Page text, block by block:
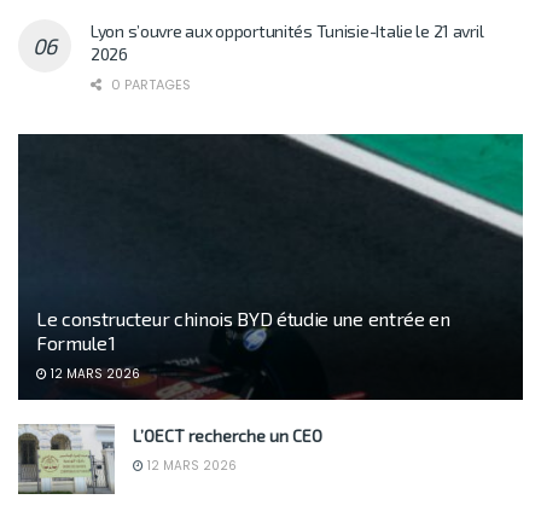
Lyon s’ouvre aux opportunités Tunisie-Italie le 21 avril
2026
0 PARTAGES
Le constructeur chinois BYD étudie une entrée en
Formule 1
12 MARS 2026
L’OECT recherche un CEO
12 MARS 2026